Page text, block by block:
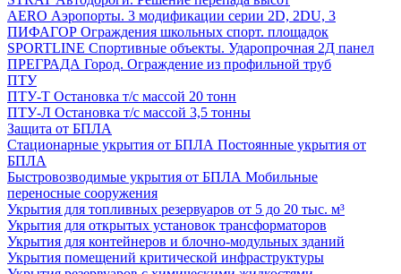
AERO Аэропорты. 3 модификации серии 2D, 2DU, 3
ПИФАГОР Ограждения школьных спорт. площадок
SPORTLINE Спортивные объекты. Ударопрочная 2Д панел
ПРЕГРАДА Город. Ограждение из профильной труб
ПТУ
ПТУ-Т Остановка т/c массой 20 тонн
ПТУ-Л Остановка т/c массой 3,5 тонны
Защита от БПЛА
Стационарные укрытия от БПЛА Постоянные укрытия от
БПЛА
Быстровозводимые укрытия от БПЛА Мобильные
переносные сооружения
Укрытия для топливных резервуаров от 5 до 20 тыс. м³
Укрытия для открытых установок трансформаторов
Укрытия для контейнеров и блочно-модульных зданий
Укрытия помещений критической инфраструктуры